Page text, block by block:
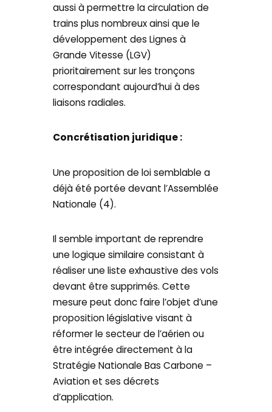
aussi à permettre la circulation de
trains plus nombreux ainsi que le
développement des Lignes à
Grande Vitesse (LGV)
prioritairement sur les tronçons
correspondant aujourd’hui à des
liaisons radiales.
Concrétisation juridique :
Une proposition de loi semblable a
déjà été portée devant l’Assemblée
Nationale (4).
Il semble important de reprendre
une logique similaire consistant à
réaliser une liste exhaustive des vols
devant être supprimés. Cette
mesure peut donc faire l’objet d’une
proposition législative visant à
réformer le secteur de l’aérien ou
être intégrée directement à la
Stratégie Nationale Bas Carbone –
Aviation et ses décrets
d’application.